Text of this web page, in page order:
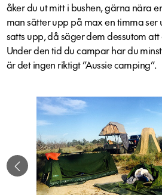
åker du ut mitt i bushen, gärna nära
man sätter upp på max en timma ser
satts upp, då säger dem dessutom
Under den tid du campar har du
är det ingen riktigt ”Aussie camping”.